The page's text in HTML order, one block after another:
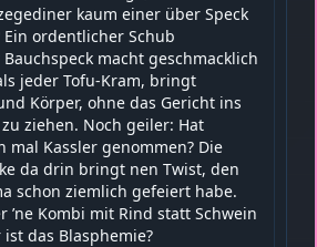
kaum einer über Speck
Ein ordentlicher Schub
macht geschmacklich
jeder Tofu-Kram, bringt
Körper, ohne das Gericht ins
ziehen. Noch geiler: Hat
mal Kassler genommen? Die
da drin bringt nen Twist, den
schon ziemlich gefeiert habe.
’ne Kombi mit Rind statt Schwein
das Blasphemie?